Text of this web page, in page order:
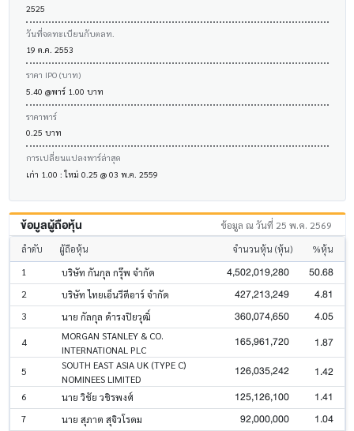
2525
วันที่จดทะเบียนกับตลท.
19 ต.ค. 2553
ราคา IPO (บาท)
5.40 @พาร์ 1.00 บาท
ราคาพาร์
0.25 บาท
การเปลี่ยนแปลงพาร์ล่าสุด
เก่า 1.00 : ใหม่ 0.25 @ 03 พ.ค. 2559
ข้อมูลผู้ถือหุ้น ข้อมูล ณ วันที่ 25 พ.ค. 2569
ลำดับ ผู้ถือหุ้น จำนวนหุ้น (หุ้น) %หุ้น
1 บริษัท กันกุล กรุ๊พ จำกัด 4,502,019,280 50.68
2 บริษัท ไทยเอ็นวีดีอาร์ จำกัด 427,213,249 4.81
3 นาย กัลกุล ดำรงปิยวุฒิ์ 360,074,650 4.05
4
MORGAN STANLEY & CO.
INTERNATIONAL PLC
165,961,720 1.87
5
SOUTH EAST ASIA UK (TYPE C)
NOMINEES LIMITED
126,035,242 1.42
6 นาย วิชัย วชิรพงศ์ 125,126,100 1.41
7 นาย สุภาต สุจิวโรดม 92,000,000 1.04